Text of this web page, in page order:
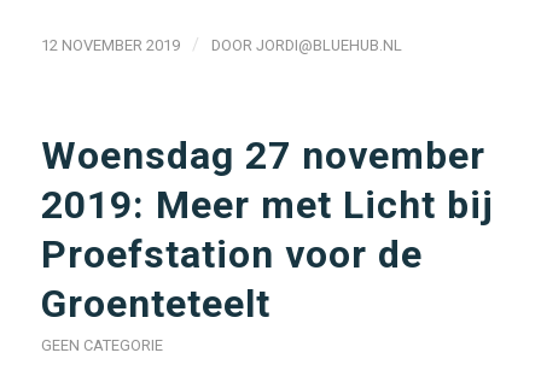
12 NOVEMBER 2019 / DOOR JORDI@BLUEHUB.NL
Woensdag 27 november
2019: Meer met Licht bij
Proefstation voor de
Groenteteelt
GEEN CATEGORIE